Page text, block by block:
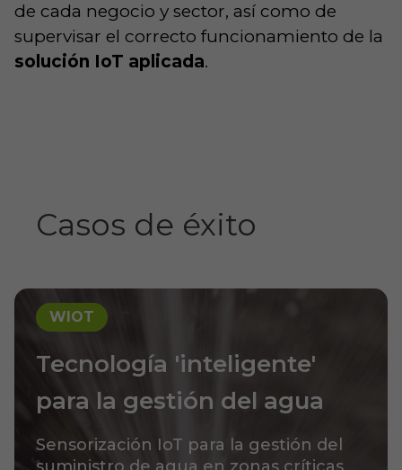
de cada negocio y sector, así como de
supervisar el correcto funcionamiento de la
solución IoT aplicada.
Casos de éxito
WIOT
Tecnología 'inteligente'
para la gestión del agua
Sensorización IoT para la gestión del